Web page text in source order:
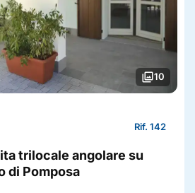
photo_library10
Rif. 142
trilocale angolare su
di Pomposa